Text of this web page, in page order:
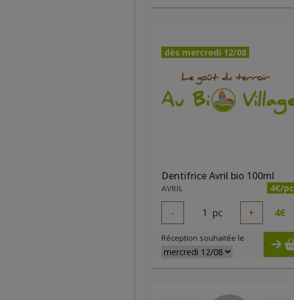
dès mercredi 12/08
Dentifrice Avril bio 100ml
AVRIL 4€/pc
- 1 pc + 4€
Réception souhaitée le